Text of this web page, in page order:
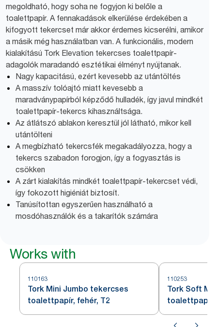
megoldható, hogy soha ne fogyjon ki belőle a
toalettpapír. A fennakadások elkerülése érdekében a
kifogyott tekercset már akkor érdemes kicserélni, amikor
a másik még használatban van. A funkcionális, modern
kialakítású Tork Elevation tekercses toalettpapír-
adagolók maradandó esztétikai élményt nyújtanak.
Nagy kapacitású, ezért kevesebb az utántöltés
A masszív tolóajtó miatt kevesebb a
maradványpapírból képződő hulladék, így javul mindkét
toalettpapír-tekercs kihasználtsága.
Az átlátszó ablakon keresztül jól látható, mikor kell
utántölteni
A megbízható tekercsfék megakadályozza, hogy a
tekercs szabadon forogjon, így a fogyasztás is
csökken
A zárt kialakítás mindkét toalettpapír-tekercset védi,
így fokozott higiéniát biztosít.
Tanúsítottan egyszerűen használható a
mosdóhasználók és a takarítók számára
Works with
110163
Tork Mini Jumbo tekercses
toalettpapír, fehér, T2
110253
Tork Soft
toalettpapír,